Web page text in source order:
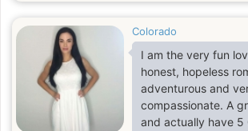
Colorado
I am the very fun
honest, hopeless
adventurous and
compassionate. A
and actually have 5